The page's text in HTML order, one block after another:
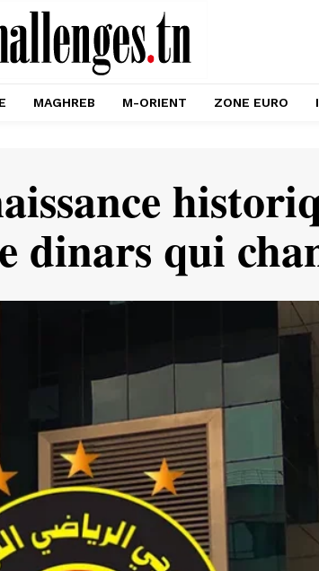
MAGHREB M-ORIENT ZONE EURO
dinars qui